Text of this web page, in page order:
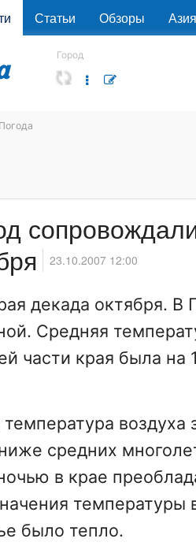
Статьи Обзоры Азия
Город
Погода
23.10.2007 12:00
декада октября. В
Средняя
части края была на
температура воздуха
ниже средних
в крае
температуры
было тепло.